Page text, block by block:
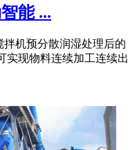
能 ...
机预分散润湿处理后的
实现物料连续加工连续出